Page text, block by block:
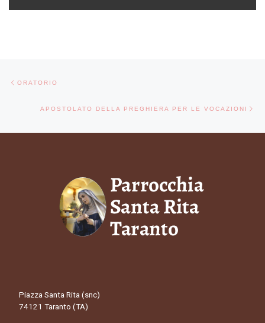
Navigazione articoli
ORATORIO
APOSTOLATO DELLA PREGHIERA PER LE VOCAZIONI
Piazza Santa Rita (snc)
74121 Taranto (TA)